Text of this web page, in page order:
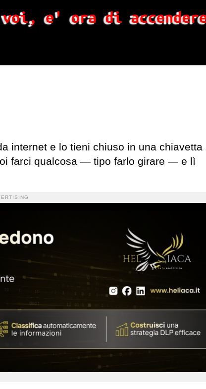
internet e lo tieni chiuso in una chiavetta
farci qualcosa — tipo farlo girare — e lì